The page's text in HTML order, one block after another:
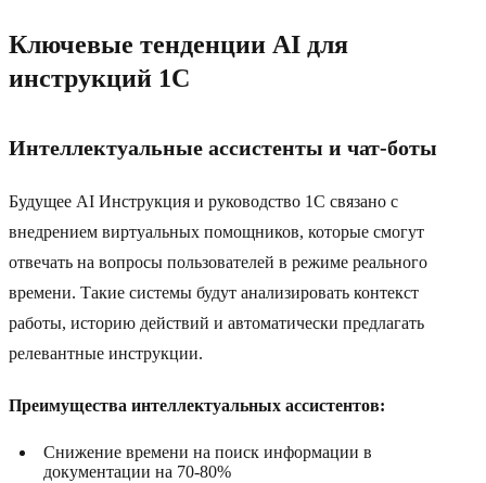
Ключевые тенденции AI для
инструкций 1C
Интеллектуальные ассистенты и чат-боты
Будущее AI Инструкция и руководство 1C связано с
внедрением виртуальных помощников, которые смогут
отвечать на вопросы пользователей в режиме реального
времени. Такие системы будут анализировать контекст
работы, историю действий и автоматически предлагать
релевантные инструкции.
Преимущества интеллектуальных ассистентов:
Снижение времени на поиск информации в
документации на 70-80%